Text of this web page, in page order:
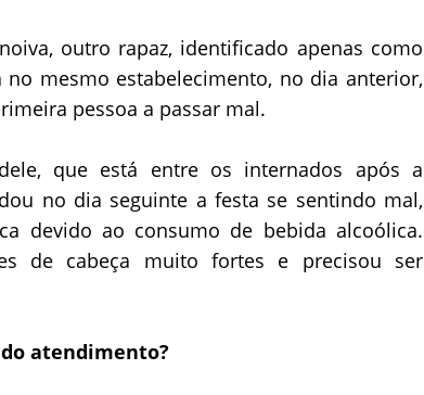
outro rapaz, identificado apenas como
mesmo estabelecimento, no dia anterior,
pessoa a passar mal.
que está entre os internados após a
no dia seguinte a festa se sentindo mal,
devido ao consumo de bebida alcoólica.
de cabeça muito fortes e precisou ser
atendimento?